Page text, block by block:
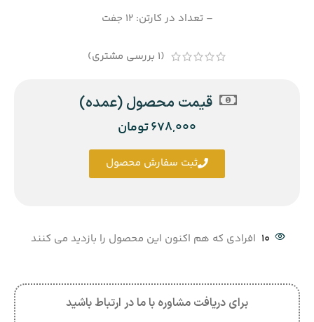
10 افرادی که هم اکنون این محصول را بازدید می کنند
برای دریافت مشاوره با ما در ارتباط باشید
– تعداد در کارتن: 12 جفت
(
1 بررسی مشتری)
قیمت محصول (عمده)
678,000تومان
ثبت سفارش محصول